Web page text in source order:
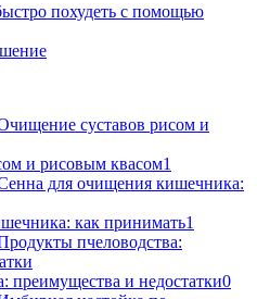
похудеть с помощью
и рисовым квасом1
как принимать1
преимущества и недостатки0